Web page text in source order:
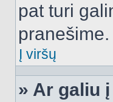
pat turi
pranešime.
Į viršų
» Ar galiu